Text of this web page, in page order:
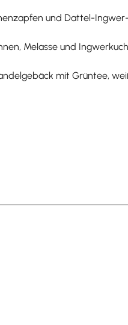
und Dattel-
Melasse und
mit Grüntee,